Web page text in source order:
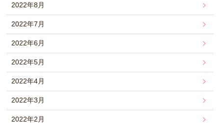
2022年8月
2022年7月
2022年6月
2022年5月
2022年4月
2022年3月
2022年2月